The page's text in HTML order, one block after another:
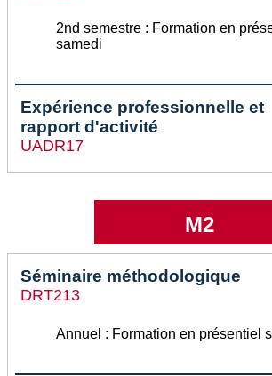
2nd semestre : Formation en
samedi
Expérience professionnelle et
rapport d'activité
UADR17
M2
Séminaire méthodologique
DRT213
Annuel : Formation en présentiel